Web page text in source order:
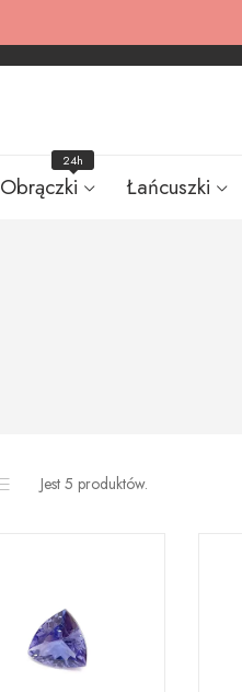
Obrączki
24h
Łańcuszki
Jest 5 produktów.